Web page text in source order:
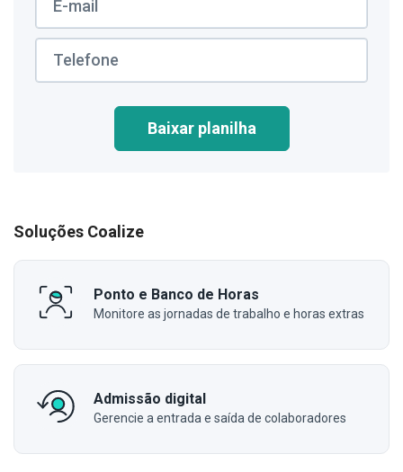
Baixar planilha
Soluções Coalize
Ponto e Banco de Horas
Monitore as jornadas de trabalho e horas extras
Admissão digital
Gerencie a entrada e saída de colaboradores